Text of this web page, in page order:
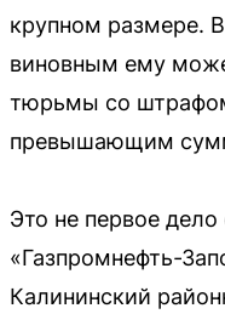
крупном размере.
виновным ему
тюрьмы со
превышающим
Это не первое
«Газпромнефть-
Калининский